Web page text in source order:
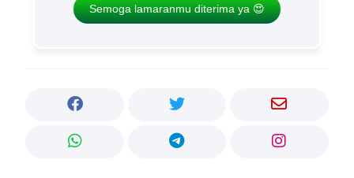
Semoga lamaranmu diterima ya 😍